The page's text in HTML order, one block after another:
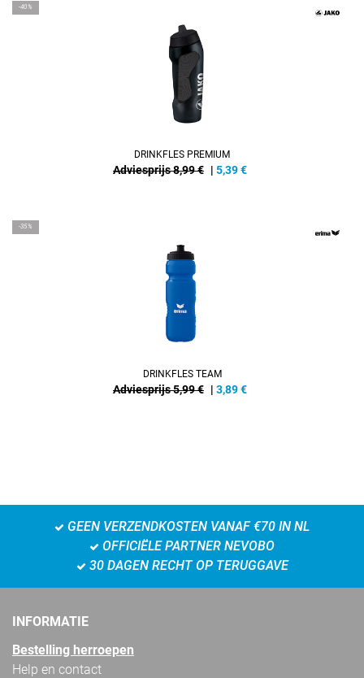
-40%
DRINKFLES PREMIUM
Adviesprijs 8,99 € | 5,39€
-35%
DRINKFLES TEAM
Adviesprijs 5,99 € | 3,89€
GEEN VERZENDKOSTEN VANAF €70 IN NL
OFFICIËLE PARTNER NEVOBO
30 DAGEN RECHT OP TERUGGAVE
INFORMATIE
Bestelling herroepen
Help en contact